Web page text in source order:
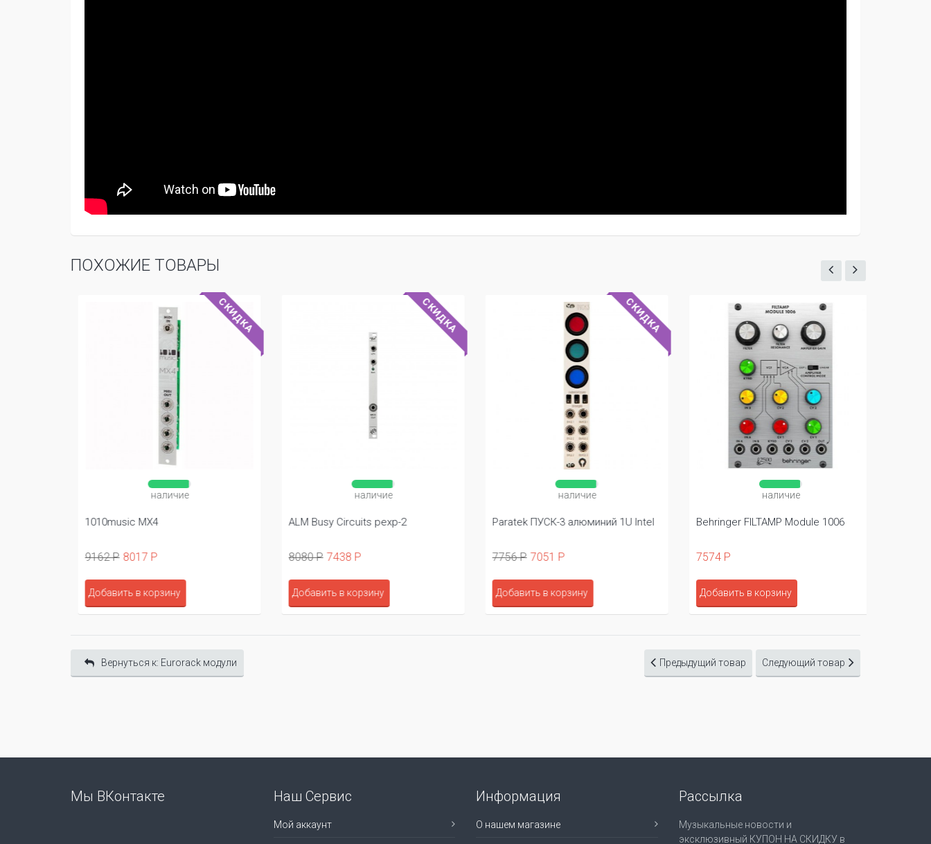
ПОХОЖИЕ ТОВАРЫ
СКИДКА
наличие
1010music MX4
9162 Р 8017 Р
Добавить в корзину
СКИДКА
наличие
ALM Busy Circuits pexp-2
8080 Р 7438 Р
Добавить в корзину
СКИДКА
наличие
Paratek ПУСК-3 алюминий 1U Intel
7756 Р 7051 Р
Добавить в корзину
наличие
Behringer FILTAMP Module 1006
7574 Р
Добавить в корзину
Вернуться к: Eurorack модули Предыдущий товар Следующий товар
Мы ВКонтакте Наш Сервис
Мой аккаунт
Информация
О нашем магазине
Рассылка
Музыкальные новости и
эксклюзивный КУПОН НА СКИДКУ в